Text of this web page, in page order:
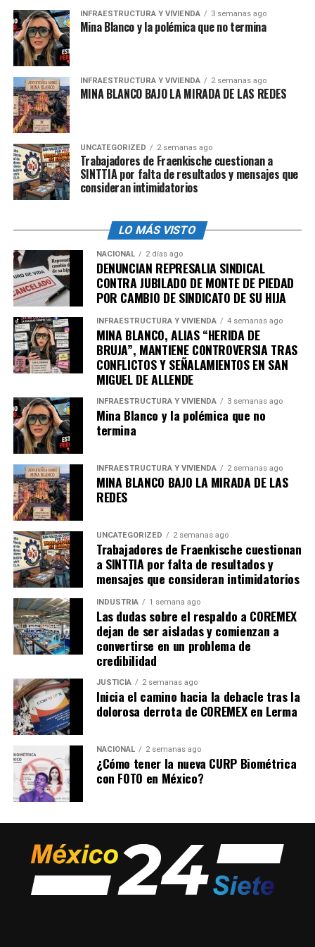
futuro de las nuevas generaciones.Hoy es una
amenaza contra un trabajador invidente, pero
mañana podría ser cualquier otro mexicano el que
sea echado de su propio espacio solo por no ser
extranjero.
Mientras tanto, los ciudadanos de a pie son ignorados,
desplazados y pisoteados en su propio país, mientras las
leyes parecen estar hechas para proteger más a los
extranjeros que a quienes han nacido aquí.
¡Basta de atropellos!Es hora de que el pueblo
ciudadanos de segunda en nuestra propia nación.
las autoridades no quieren defendernos, entonces el
pueblo tiene que organizarse, denunciar y exigir justicia.
https://twitter.com/catrina_nortena/status/189454064844
8983225
admin
INFRAESTRUCTURA Y VIVIENDA 3 semanas ago
Mina Blanco y la polémica que no termina
INFRAESTRUCTURA Y VIVIENDA 2 semanas ago
MINA BLANCO BAJO LA MIRADA DE LAS REDES
UNCATEGORIZED 2 semanas ago
Trabajadores de Fraenkische cuestionan a
SINTTIA por falta de resultados y mensajes que
consideran intimidatorios
LO MÁS VISTO
NACIONAL 2 días ago
DENUNCIAN REPRESALIA SINDICAL
CONTRA JUBILADO DE MONTE DE PIEDAD
POR CAMBIO DE SINDICATO DE SU HIJA
INFRAESTRUCTURA Y VIVIENDA 4 semanas ago
MINA BLANCO, ALIAS “HERIDA DE
BRUJA”, MANTIENE CONTROVERSIA TRAS
CONFLICTOS Y SEÑALAMIENTOS EN SAN
MIGUEL DE ALLENDE
INFRAESTRUCTURA Y VIVIENDA 3 semanas ago
Mina Blanco y la polémica que no
termina
INFRAESTRUCTURA Y VIVIENDA 2 semanas ago
MINA BLANCO BAJO LA MIRADA DE LAS
REDES
UNCATEGORIZED 2 semanas ago
Trabajadores de Fraenkische cuestionan
a SINTTIA por falta de resultados y
mensajes que consideran intimidatorios
INDUSTRIA 1 semana ago
Las dudas sobre el respaldo a COREMEX
dejan de ser aisladas y comienzan a
convertirse en un problema de
credibilidad
JUSTICIA 2 semanas ago
Inicia el camino hacia la debacle tras la
dolorosa derrota de COREMEX en Lerma
NACIONAL 2 semanas ago
¿Cómo tener la nueva CURP Biométrica
con FOTO en México?